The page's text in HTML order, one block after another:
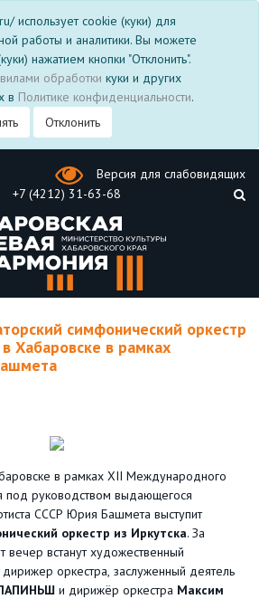
использует cookie (куки) для
работы и аналитики. Вы можете
нажатием кнопки "Отклонить".
обработки куки и других
в Политике конфиденциальности.
Отклонить
Версия для слабовидящих
+7 (4212) 31-63-68
симфонический оркестр
Хабаровске в рамках
в рамках XII Международного
под руководством выдающегося
СССР Юрия Башмета выступит
оркестр из Иркутска. За
вечер встанут художественный
оркестра, заслуженный деятель
и дирижёр оркестра Максим